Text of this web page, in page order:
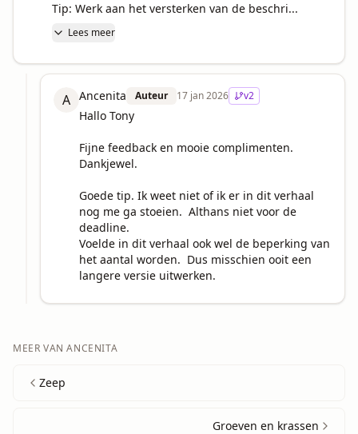
Tip: Werk aan het versterken van de beschri...
Lees meer
A Ancenita Auteur 17 jan 2026 v2
Hallo Tony
Fijne feedback en mooie complimenten.
Dankjewel.
Goede tip. Ik weet niet of ik er in dit verhaal
nog me ga stoeien.  Althans niet voor de
deadline.
Voelde in dit verhaal ook wel de beperking van
het aantal worden.  Dus misschien ooit een
langere versie uitwerken.
MEER VANANCENITA
Zeep
Groeven en krassen